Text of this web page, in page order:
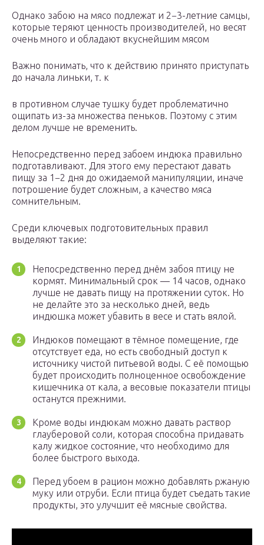
Однако забою на мясо подлежат и 2−3-летние самцы,
которые теряют ценность производителей, но весят
очень много и обладают вкуснейшим мясом
Важно понимать, что к действию принято приступать
до начала линьки, т. к
в противном случае тушку будет проблематично
ощипать из-за множества пеньков. Поэтому с этим
делом лучше не временить.
Непосредственно перед забоем индюка правильно
подготавливают. Для этого ему перестают давать
пищу за 1−2 дня до ожидаемой манипуляции, иначе
потрошение будет сложным, а качество мяса
сомнительным.
Среди ключевых подготовительных правил
выделяют такие:
Непосредственно перед днём забоя птицу не
кормят. Минимальный срок — 14 часов, однако
лучше не давать пищу на протяжении суток. Но
не делайте это за несколько дней, ведь
индюшка может убавить в весе и стать вялой.
Индюков помещают в тёмное помещение, где
отсутствует еда, но есть свободный доступ к
источнику чистой питьевой воды. С её помощью
будет происходить полноценное освобождение
кишечника от кала, а весовые показатели птицы
останутся прежними.
Кроме воды индюкам можно давать раствор
глауберовой соли, которая способна придавать
калу жидкое состояние, что необходимо для
более быстрого выхода.
Перед убоем в рацион можно добавлять ржаную
муку или отруби. Если птица будет съедать такие
продукты, это улучшит её мясные свойства.